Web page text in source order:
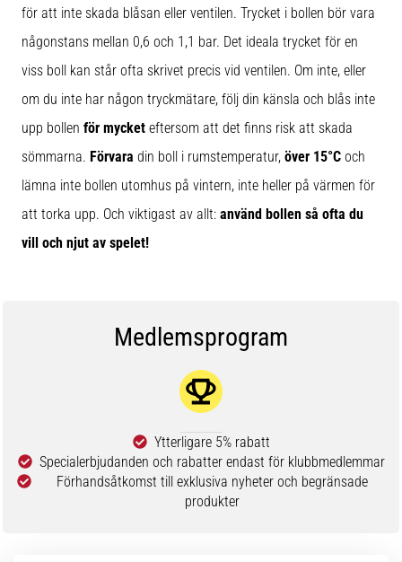
för att inte skada blåsan eller ventilen. Trycket i bollen bör vara
någonstans mellan 0,6 och 1,1 bar. Det ideala trycket för en
viss boll kan står ofta skrivet precis vid ventilen. Om inte, eller
om du inte har någon tryckmätare, följ din känsla och blås inte
upp bollen för mycket eftersom att det finns risk att skada
sömmarna. Förvara din boll i rumstemperatur, över 15°C och
lämna inte bollen utomhus på vintern, inte heller på värmen för
att torka upp. Och viktigast av allt: använd bollen så ofta du
vill och njut av spelet!
Medlemsprogram
Ytterligare 5% rabatt
Specialerbjudanden och rabatter endast för klubbmedlemmar
Förhandsåtkomst till exklusiva nyheter och begränsade
produkter